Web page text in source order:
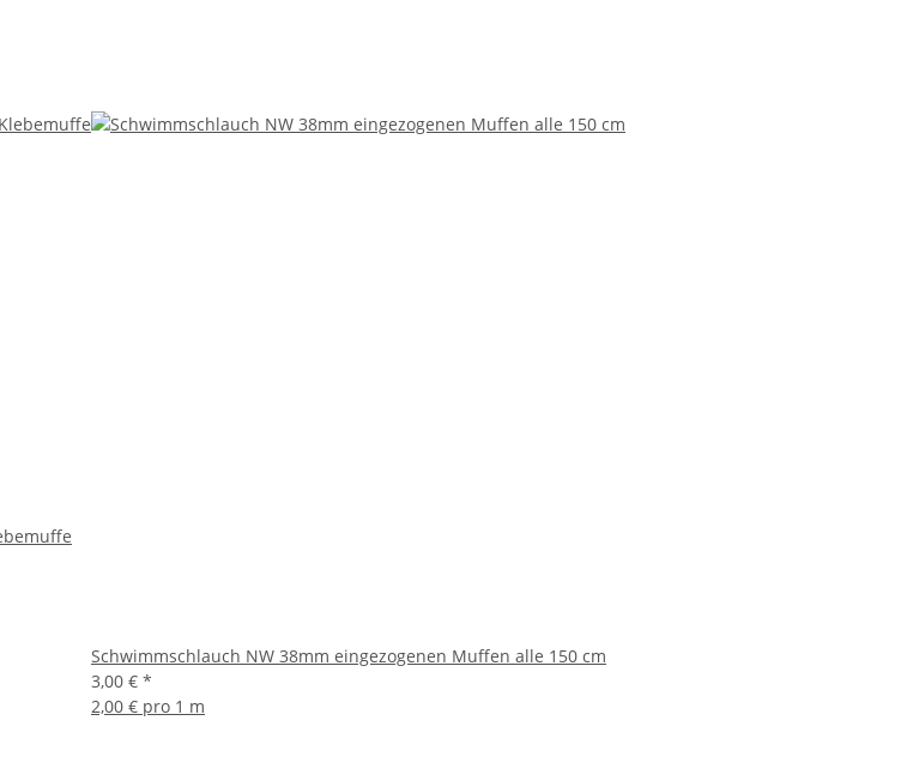
Schwimmschlauch NW 38mm eingezogenen Muffen alle 150 cm
3,00 € *
2,00 € pro 1 m